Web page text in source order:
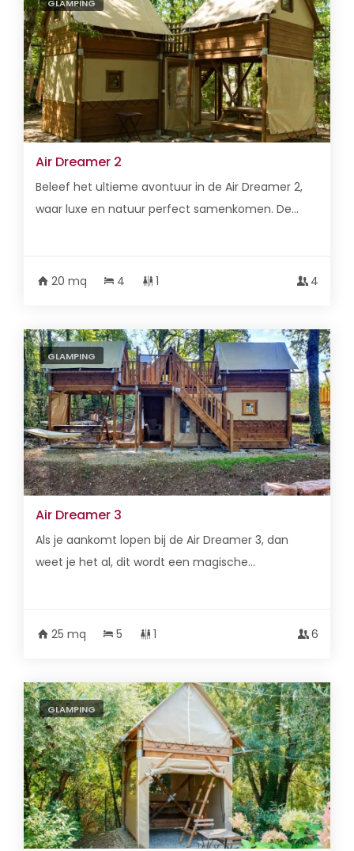
GLAMPING
Air Dreamer 2
Beleef het ultieme avontuur in de Air Dreamer 2,
waar luxe en natuur perfect samenkomen. De...
20 mq 4 1 4
GLAMPING
Air Dreamer 3
Als je aankomt lopen bij de Air Dreamer 3, dan
weet je het al, dit wordt een magische...
25 mq 5 1 6
GLAMPING